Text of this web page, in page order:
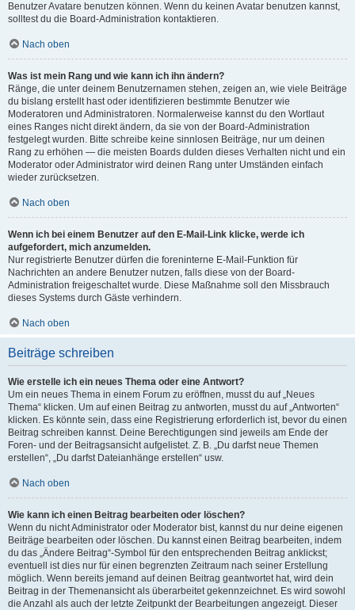
Benutzer Avatare benutzen können. Wenn du keinen Avatar benutzen kannst,
solltest du die Board-Administration kontaktieren.
Nach oben
Was ist mein Rang und wie kann ich ihn ändern?
Ränge, die unter deinem Benutzernamen stehen, zeigen an, wie viele Beiträge
du bislang erstellt hast oder identifizieren bestimmte Benutzer wie
Moderatoren und Administratoren. Normalerweise kannst du den Wortlaut
eines Ranges nicht direkt ändern, da sie von der Board-Administration
festgelegt wurden. Bitte schreibe keine sinnlosen Beiträge, nur um deinen
Rang zu erhöhen — die meisten Boards dulden dieses Verhalten nicht und ein
Moderator oder Administrator wird deinen Rang unter Umständen einfach
wieder zurücksetzen.
Nach oben
Wenn ich bei einem Benutzer auf den E-Mail-Link klicke, werde ich
aufgefordert, mich anzumelden.
Nur registrierte Benutzer dürfen die foreninterne E-Mail-Funktion für
Nachrichten an andere Benutzer nutzen, falls diese von der Board-
Administration freigeschaltet wurde. Diese Maßnahme soll den Missbrauch
dieses Systems durch Gäste verhindern.
Nach oben
Beiträge schreiben
Wie erstelle ich ein neues Thema oder eine Antwort?
Um ein neues Thema in einem Forum zu eröffnen, musst du auf „Neues
Thema“ klicken. Um auf einen Beitrag zu antworten, musst du auf „Antworten“
klicken. Es könnte sein, dass eine Registrierung erforderlich ist, bevor du einen
Beitrag schreiben kannst. Deine Berechtigungen sind jeweils am Ende der
Foren- und der Beitragsansicht aufgelistet. Z. B. „Du darfst neue Themen
erstellen“, „Du darfst Dateianhänge erstellen“ usw.
Nach oben
Wie kann ich einen Beitrag bearbeiten oder löschen?
Wenn du nicht Administrator oder Moderator bist, kannst du nur deine eigenen
Beiträge bearbeiten oder löschen. Du kannst einen Beitrag bearbeiten, indem
du das „Ändere Beitrag“-Symbol für den entsprechenden Beitrag anklickst;
eventuell ist dies nur für einen begrenzten Zeitraum nach seiner Erstellung
möglich. Wenn bereits jemand auf deinen Beitrag geantwortet hat, wird dein
Beitrag in der Themenansicht als überarbeitet gekennzeichnet. Es wird sowohl
die Anzahl als auch der letzte Zeitpunkt der Bearbeitungen angezeigt. Dieser